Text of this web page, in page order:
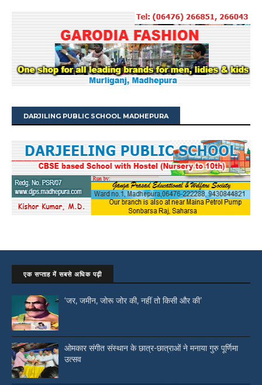
DARJILING PUBLIC SCHOOL MADHEPURA
एक सप्ताह में सबसे अधिक पढ़ी
‘जर, जमीन, जोरू जोर की, नहीं तो किसी और की’
ओमकार संगीत संस्थान के छात्र-छात्राओं ने मनाया गुरु पूर्णिमा
उत्सव